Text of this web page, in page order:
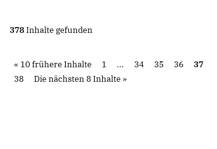
378 Inhalte gefunden
10 frühere Inhalte 1 ... 34 35 36
37
38
Die nächsten 8 Inhalte